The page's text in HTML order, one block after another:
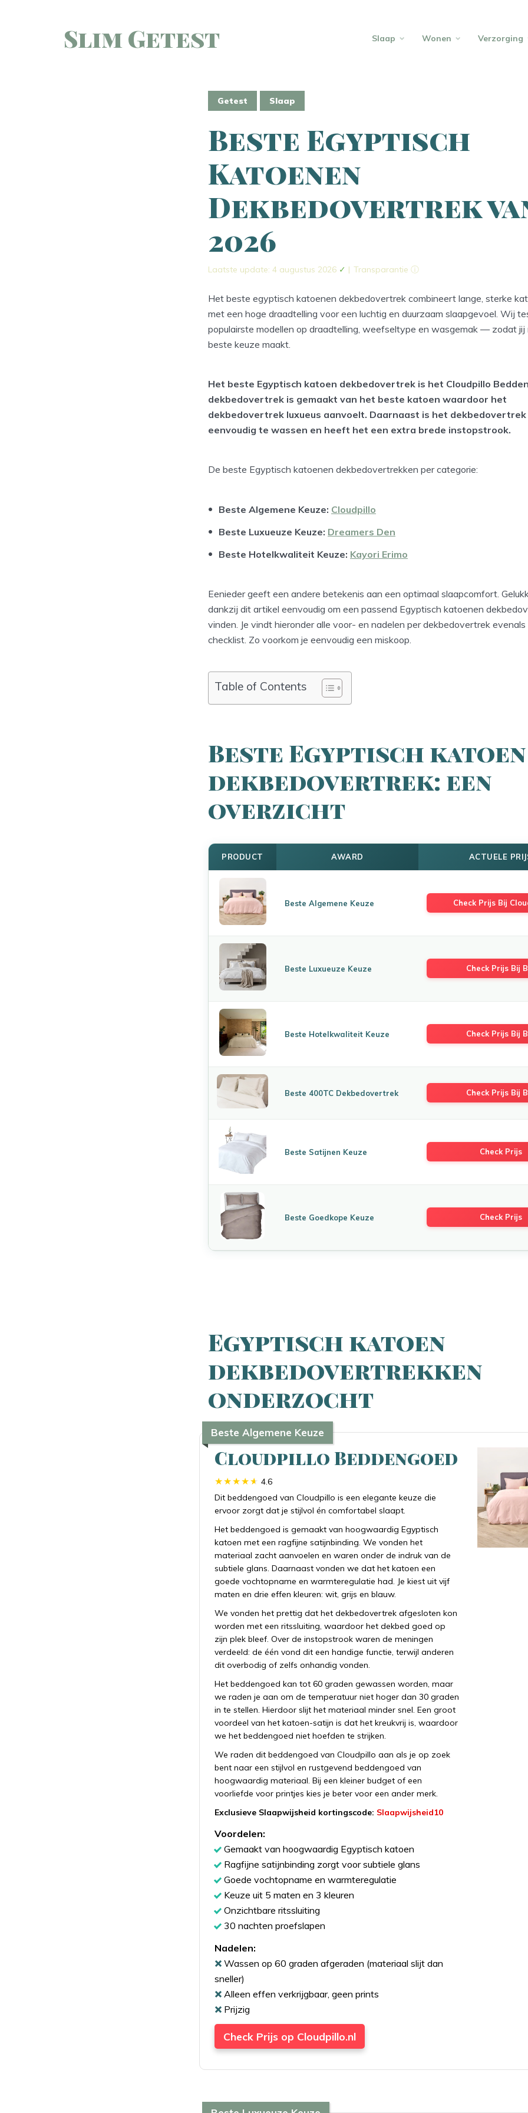
Slim Getest Slaap Wonen Verzorging
Getest Slaap
Beste Egyptisch
Katoenen
Dekbedovertrek
2026
Laatste update: 4 augustus 2026 ✓ | Transparantie ⓘ
Het beste egyptisch katoenen dekbedovertrek combineert lange, sterke
met een hoge draadtelling voor een luchtig en duurzaam slaapgevoel. Wij
populairste modellen op draadtelling, weefseltype en wasgemak — zodat jij
beste keuze maakt.
Het beste Egyptisch katoen dekbedovertrek is het Cloudpillo
dekbedovertrek is gemaakt van het beste katoen waardoor het
dekbedovertrek luxueus aanvoelt. Daarnaast is het
eenvoudig te wassen en heeft het een extra brede instopstrook.
De beste Egyptisch katoenen dekbedovertrekken per categorie:
Beste Algemene Keuze: Cloudpillo
Beste Luxueuze Keuze: Dreamers Den
Beste Hotelkwaliteit Keuze: Kayori Erimo
Eenieder geeft een andere betekenis aan een optimaal slaapcomfort.
dankzij dit artikel eenvoudig om een passend Egyptisch katoenen
vinden. Je vindt hieronder alle voor- en nadelen per dekbedovertrek
checklist. Zo voorkom je eenvoudig een miskoop.
Table of Contents
Beste Egyptisch katoen
dekbedovertrek: een
overzicht
PRODUCT AWARD ACTUELE
Beste Algemene Keuze Check Prijs Bij
Beste Luxueuze Keuze Check Prijs Bij
Beste Hotelkwaliteit Keuze Check Prijs Bij
Beste 400TC Dekbedovertrek Check Prijs Bij
Beste Satijnen Keuze Check Prijs
Beste Goedkope Keuze Check Prijs
Egyptisch katoen
dekbedovertrekken
onderzocht
Beste Algemene Keuze
Cloudpillo Beddengoed
4.6
Dit beddengoed van Cloudpillo is een elegante keuze die
ervoor zorgt dat je stijlvol én comfortabel slaapt.
Het beddengoed is gemaakt van hoogwaardig Egyptisch
katoen met een ragfijne satijnbinding. We vonden het
materiaal zacht aanvoelen en waren onder de indruk van de
subtiele glans. Daarnaast vonden we dat het katoen een
goede vochtopname en warmteregulatie had. Je kiest uit vijf
maten en drie effen kleuren: wit, grijs en blauw.
We vonden het prettig dat het dekbedovertrek afgesloten kon
worden met een ritssluiting, waardoor het dekbed goed op
zijn plek bleef. Over de instopstrook waren de meningen
verdeeld: de één vond dit een handige functie, terwijl anderen
dit overbodig of zelfs onhandig vonden.
Het beddengoed kan tot 60 graden gewassen worden, maar
we raden je aan om de temperatuur niet hoger dan 30 graden
in te stellen. Hierdoor slijt het materiaal minder snel. Een groot
voordeel van het katoen-satijn is dat het kreukvrij is, waardoor
we het beddengoed niet hoefden te strijken.
We raden dit beddengoed van Cloudpillo aan als je op zoek
bent naar een stijlvol en rustgevend beddengoed van
hoogwaardig materiaal. Bij een kleiner budget of een
voorliefde voor printjes kies je beter voor een ander merk.
Exclusieve Slaapwijsheid kortingscode: Slaapwijsheid10
Voordelen:
Gemaakt van hoogwaardig Egyptisch katoen
Ragfijne satijnbinding zorgt voor subtiele glans
Goede vochtopname en warmteregulatie
Keuze uit 5 maten en 3 kleuren
Onzichtbare ritssluiting
30 nachten proefslapen
Nadelen:
Wassen op 60 graden afgeraden (materiaal slijt dan
sneller)
Alleen effen verkrijgbaar, geen prints
Prijzig
Check Prijs op Cloudpillo.nl